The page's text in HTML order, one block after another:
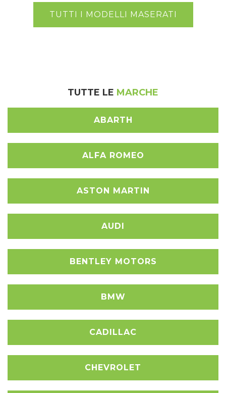
TUTTI I MODELLI MASERATI
TUTTE LE MARCHE
ABARTH
ALFA ROMEO
ASTON MARTIN
AUDI
BENTLEY MOTORS
BMW
CADILLAC
CHEVROLET